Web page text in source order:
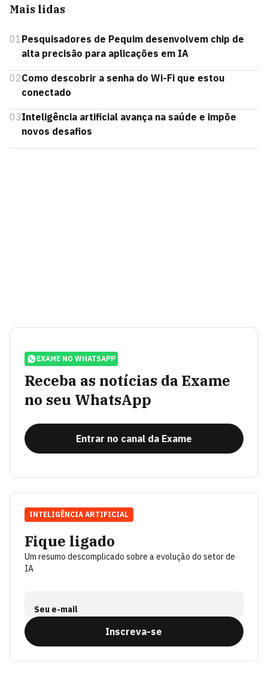
Mais lidas
01 Pesquisadores de Pequim desenvolvem chip de
alta precisão para aplicações em IA
02Como descobrir a senha do Wi-Fi que estou
conectado
03Inteligência artificial avança na saúde e impõe
novos desafios
EXAME NO WHATSAPP
Receba as notícias da Exame
no seu WhatsApp
Entrar no canal da Exame
Fique ligado
Um resumo descomplicado sobre a evolução do setor de
IA
Seu e-mail
Inscreva-se
INTELIGÊNCIA ARTIFICIAL